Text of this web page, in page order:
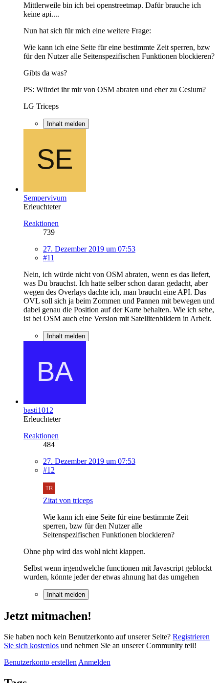
Mittlerweile bin ich bei openstreetmap. Dafür brauche ich
keine api....
Nun hat sich für mich eine weitere Frage:
Wie kann ich eine Seite für eine bestimmte Zeit sperren, bzw
für den Nutzer alle Seitenspezifischen Funktionen blockieren?
Gibts da was?
PS: Würdet ihr mir von OSM abraten und eher zu Cesium?
LG Triceps
Inhalt melden
Sempervivum
Erleuchteter
Reaktionen
739
27. Dezember 2019 um 07:53
#11
Nein, ich würde nicht von OSM abraten, wenn es das liefert,
was Du brauchst. Ich hatte selber schon daran gedacht, aber
wegen des Overlays dachte ich, man braucht eine API. Das
OVL soll sich ja beim Zommen und Pannen mit bewegen und
dabei genau die Position auf der Karte behalten. Wie ich sehe,
ist bei OSM auch eine Version mit Satellitenbildern in Arbeit.
Inhalt melden
basti1012
Erleuchteter
Reaktionen
484
27. Dezember 2019 um 07:53
#12
Zitat von triceps
Wie kann ich eine Seite für eine bestimmte Zeit
sperren, bzw für den Nutzer alle
Seitenspezifischen Funktionen blockieren?
Ohne php wird das wohl nicht klappen.
Selbst wenn irgendwelche functionen mit Javascript geblockt
wurden, könnte jeder der etwas ahnung hat das umgehen
Inhalt melden
Jetzt mitmachen!
Sie haben noch kein Benutzerkonto auf unserer Seite? Registrieren
Sie sich kostenlos und nehmen Sie an unserer Community teil!
Benutzerkonto erstellen Anmelden